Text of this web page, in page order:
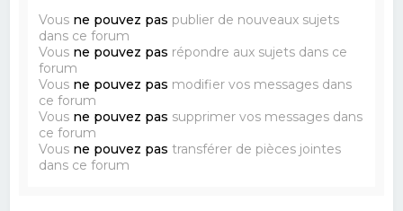
Vous ne pouvez pas publier de nouveaux sujets
dans ce forum
Vous ne pouvez pas répondre aux sujets dans ce
forum
Vous ne pouvez pas modifier vos messages dans
ce forum
Vous ne pouvez pas supprimer vos messages dans
ce forum
Vous ne pouvez pas transférer de pièces jointes
dans ce forum